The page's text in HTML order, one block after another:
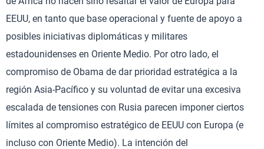
EEUU, en tanto que base operacional y fuente de apoyo a
posibles iniciativas diplomáticas y militares
estadounidenses en Oriente Medio. Por otro lado, el
compromiso de Obama de dar prioridad estratégica a la
región Asia-Pacífico y su voluntad de evitar una excesiva
escalada de tensiones con Rusia parecen imponer ciertos
límites al compromiso estratégico de EEUU con Europa (e
incluso con Oriente Medio). La intención del